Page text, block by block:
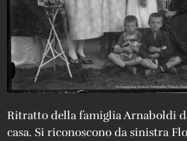
Ritratto della famiglia Arnaboldi
casa. Si riconoscono da sinistra